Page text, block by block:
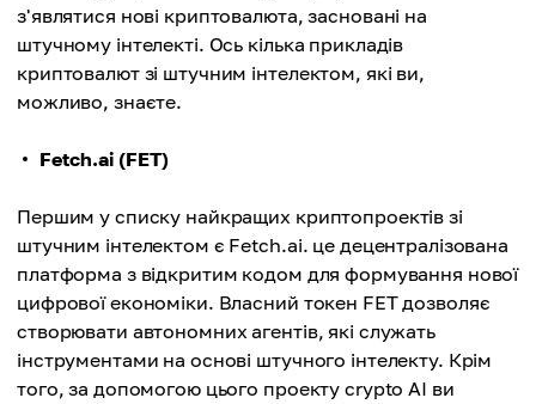
з'являтися нові криптовалюта, засновані на
штучному інтелекті. Ось кілька прикладів
криптовалют зі штучним інтелектом, які ви,
можливо, знаєте.
Fetch.ai (FET)
Першим у списку найкращих криптопроектів зі
штучним інтелектом є Fetch.ai. це децентралізована
платформа з відкритим кодом для формування нової
цифрової економіки. Власний токен FET дозволяє
створювати автономних агентів, які служать
інструментами на основі штучного інтелекту. Крім
того, за допомогою цього проекту crypto AI ви